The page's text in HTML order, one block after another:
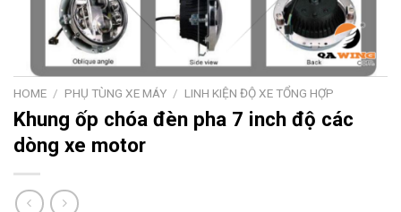
HOME / PHỤ TÙNG XE MÁY / LINH KIỆN ĐỘ XE TỔNG HỢP
Khung ốp chóa đèn pha 7 inch độ các
dòng xe motor